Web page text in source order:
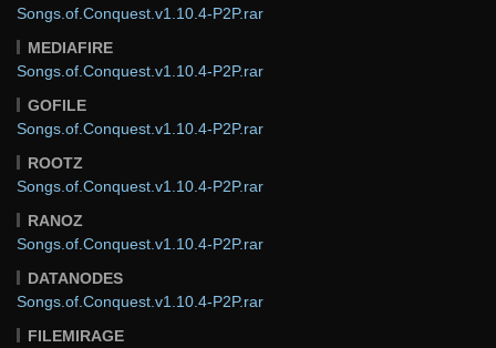
Songs.of.Conquest.v1.10.4-P2P.rar
MEDIAFIRE
Songs.of.Conquest.v1.10.4-P2P.rar
GOFILE
Songs.of.Conquest.v1.10.4-P2P.rar
ROOTZ
Songs.of.Conquest.v1.10.4-P2P.rar
RANOZ
Songs.of.Conquest.v1.10.4-P2P.rar
DATANODES
Songs.of.Conquest.v1.10.4-P2P.rar
FILEMIRAGE